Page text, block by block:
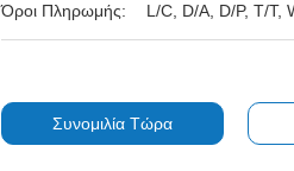
Όροι Πληρωμής: L/C, D/A, D/P, T/T,
Συνομιλία Τώρα